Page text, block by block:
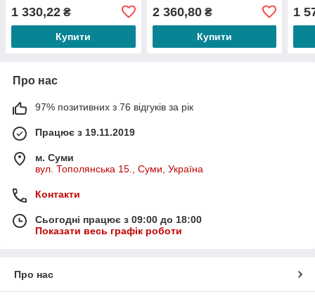
1 330,22 ₴
Купити
2 360,80₴
Купити
1
Про нас
97% позитивних з 76 відгуків за рік
Працює з 19.11.2019
м. Суми
вул. Тополянська 15., Суми, Україна
Контакти
Сьогодні працює з 09:00 до 18:00
Показати весь графік роботи
Про нас